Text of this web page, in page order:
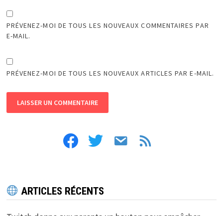
PRÉVENEZ-MOI DE TOUS LES NOUVEAUX COMMENTAIRES PAR
E-MAIL.
PRÉVENEZ-MOI DE TOUS LES NOUVEAUX ARTICLES PAR E-MAIL.
facebooktwitter email feed
ARTICLES RÉCENTS